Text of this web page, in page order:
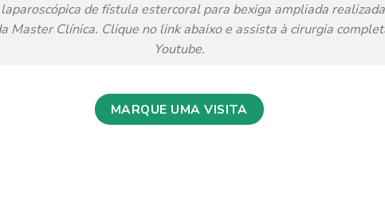
laparoscópica de fístula estercoral para bexiga ampliada
Master Clínica. Clique no link abaixo e assista à cirurgia
Youtube.
MARQUE UMA VISITA